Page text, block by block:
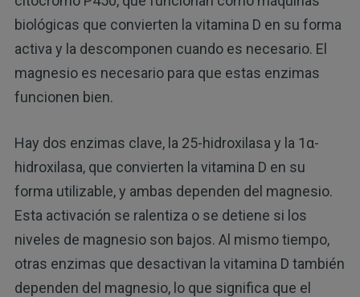
biológicas que convierten la vitamina D en su forma
activa y la descomponen cuando es necesario. El
magnesio es necesario para que estas enzimas
funcionen bien.
Hay dos enzimas clave, la 25-hidroxilasa y la 1α-
hidroxilasa, que convierten la vitamina D en su
forma utilizable, y ambas dependen del magnesio.
Esta activación se ralentiza o se detiene si los
niveles de magnesio son bajos. Al mismo tiempo,
otras enzimas que desactivan la vitamina D también
dependen del magnesio, lo que significa que el